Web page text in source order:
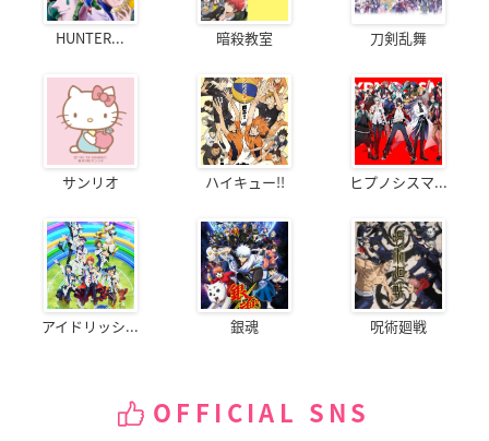
HUNTER... 暗殺教室 刀剣乱舞
サンリオ ハイキュー!! ヒプノシスマ...
アイドリッシ... 銀魂 呪術廻戦
OFFICIAL SNS